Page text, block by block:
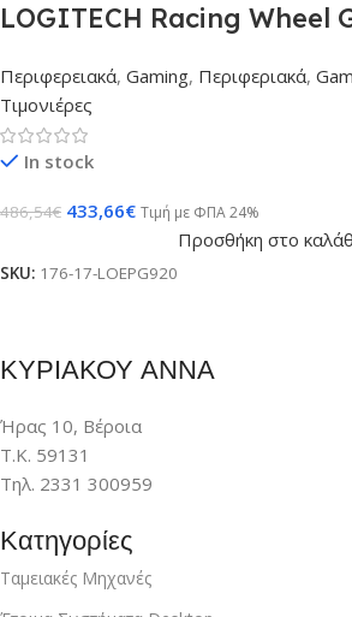
LOGITECH Racing Wheel
Περιφερειακά, Gaming, Περιφεριακά,
Τιμονιέρες
In stock
486,54€ 433,66€ Τιμή με ΦΠΑ 24%
Προσθήκη στο
SKU: 176-17-LOEPG920
ΚΥΡΙΑΚΟΥ ΑΝΝΑ
Ήρας 10, Βέροια
Τ.Κ. 59131
Τηλ. 2331 300959
Κατηγορίες
Ταμειακές Μηχανές